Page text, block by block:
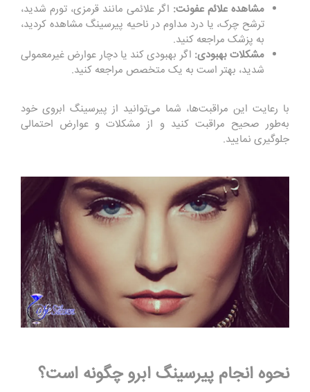
مشاهده علائم عفونت: اگر علائمی مانند قرمزی، تورم شدید،
ترشح چرک، یا درد مداوم در ناحیه پیرسینگ مشاهده کردید،
به پزشک مراجعه کنید.
مشکلات بهبودی: اگر بهبودی کند یا دچار عوارض غیرمعمولی
شدید، بهتر است به یک متخصص مراجعه کنید.
با رعایت این مراقبت‌ها، شما می‌توانید از پیرسینگ ابروی خود
به‌طور صحیح مراقبت کنید و از مشکلات و عوارض احتمالی
جلوگیری نمایید.
نحوه انجام پیرسینگ ابرو چگونه است؟